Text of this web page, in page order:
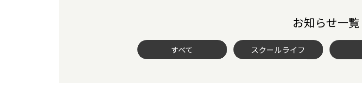
お知らせ一覧
すべて スクールライフ